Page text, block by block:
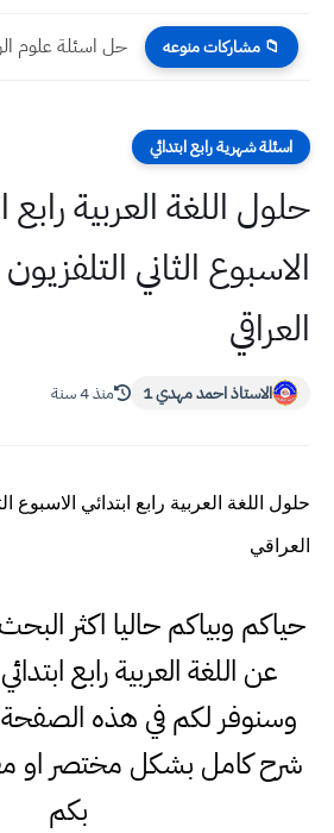
📁 مشاركات منوعه
اسئلة شهرية رابع ابتدائي
حلول اللغة العربية رابع
الاسبوع الثاني
العراقي
الاستاذ احمد مهدي 1 منذ 4 سنة
حلول اللغة العربية رابع ابتدائي الاسبوع
العراقي
حياكم وبياكم حاليا اكثر
عن اللغة العربية رابع
وسنوفر لكم في هذه الصفحة
شرح كامل بشكل مختصر او
بكم